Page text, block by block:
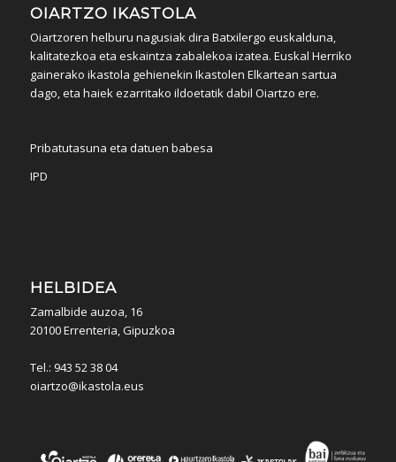
OIARTZO IKASTOLA
Oiartzoren helburu nagusiak dira Batxilergo euskalduna,
kalitatezkoa eta eskaintza zabalekoa izatea. Euskal Herriko
gainerako ikastola gehienekin Ikastolen Elkartean sartua
dago, eta haiek ezarritako ildoetatik dabil Oiartzo ere.
Pribatutasuna eta datuen babesa
IPD
HELBIDEA
Zamalbide auzoa, 16
20100 Errenteria, Gipuzkoa
Tel.: 943 52 38 04
oiartzo@ikastola.eus